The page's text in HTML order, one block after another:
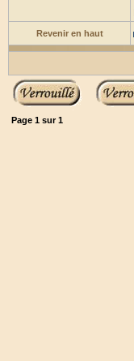
Revenir en haut
Page 1 sur1